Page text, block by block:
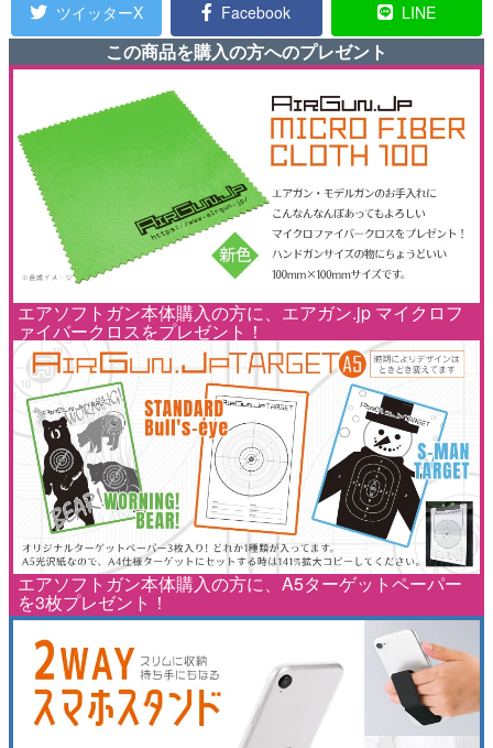
ツイッターX
Facebook LINE
この商品を購入の方へのプレゼント
エアソフトガン本体購入の方に、エアガン.jp マイクロフ
ァイバークロスをプレゼント！
エアソフトガン本体購入の方に、A5ターゲットペーパー
を3枚プレゼント！